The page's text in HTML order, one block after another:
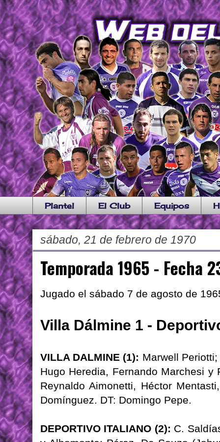
Plantel El Club Equipos
sábado, 21 de febrero de 1970
Temporada 1965 - Fecha
Jugado el sábado 7 de agosto de
Villa Dálmine 1 -
VILLA DALMINE (1): Marwell
Hugo Heredia, Fernando Marchesi
Reynaldo Aimonetti, Héctor
Domínguez. DT: Domingo Pepe.
DEPORTIVO ITALIANO (2): C.